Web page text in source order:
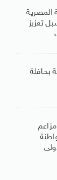
المصرية
تعزيز
بحافلة